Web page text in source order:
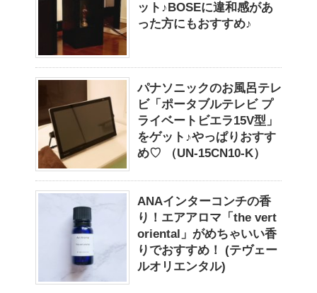
ット♪BOSEに違和感があ
った方にもおすすめ♪
パナソニックのお風呂テレ
ビ「ポータブルテレビ プ
ライベートビエラ15V型」
をゲット♪やっぱりおすす
め♡ （UN-15CN10-K）
ANAインターコンチの香
り！エアアロマ「the vert
oriental」がめちゃいい香
りでおすすめ！ (テヴェー
ルオリエンタル)